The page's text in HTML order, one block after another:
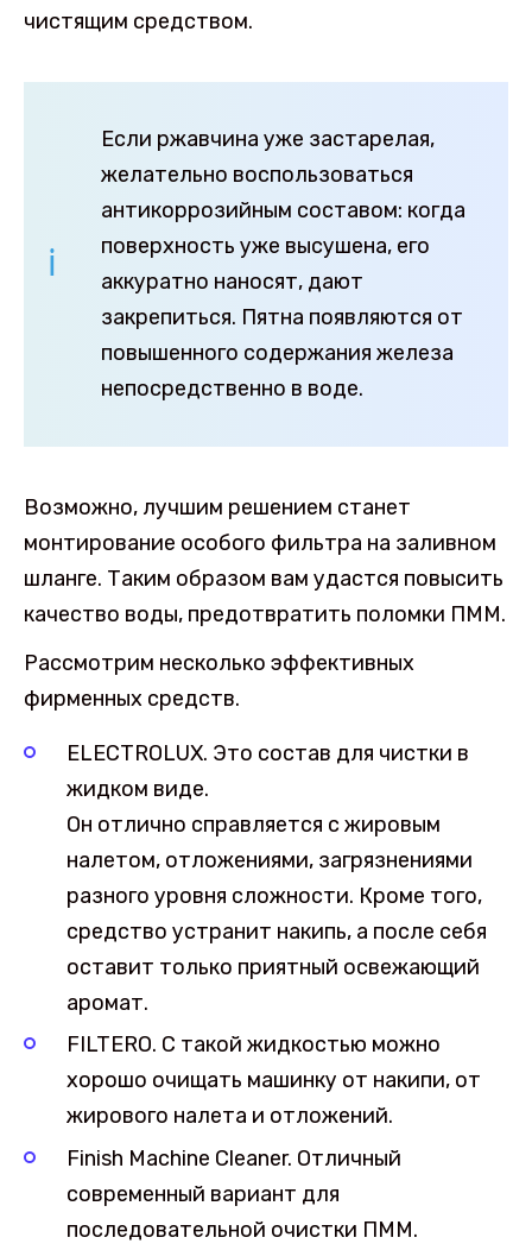
чистящим средством.
Если ржавчина уже застарелая,
желательно воспользоваться
антикоррозийным составом: когда
поверхность уже высушена, его
аккуратно наносят, дают
закрепиться. Пятна появляются от
повышенного содержания железа
непосредственно в воде.
Возможно, лучшим решением станет
монтирование особого фильтра на заливном
шланге. Таким образом вам удастся повысить
качество воды, предотвратить поломки ПММ.
Рассмотрим несколько эффективных
фирменных средств.
ELECTROLUX. Это состав для чистки в
жидком виде.
Он отлично справляется с жировым
налетом, отложениями, загрязнениями
разного уровня сложности. Кроме того,
средство устранит накипь, а после себя
оставит только приятный освежающий
аромат.
FILTERO. С такой жидкостью можно
хорошо очищать машинку от накипи, от
жирового налета и отложений.
Finish Machine Cleaner. Отличный
современный вариант для
последовательной очистки ПММ.